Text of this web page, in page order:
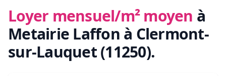
Loyer mensuel/m² moyen à
Metairie Laffon à Clermont-
sur-Lauquet (11250).